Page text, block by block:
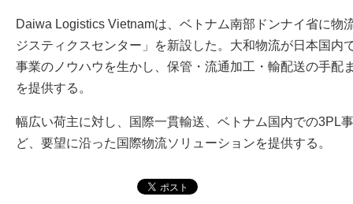
Daiwa Logistics Vietnamは、ベトナム南部ドンナイ省に物
ジスティクスセンター」を新設した。大和物流が日本国内
事業のノウハウを生かし、保管・流通加工・輸配送の手配
を提供する。
幅広い荷主に対し、国際一貫輸送、ベトナム国内での3PL
ど、要望に沿った国際物流ソリューションを提供する。